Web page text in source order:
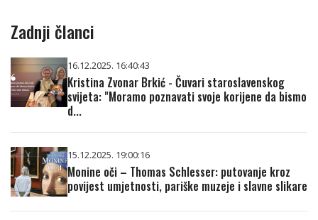
Zadnji članci
16.12.2025. 16:40:43
Kristina Zvonar Brkić - Čuvari staroslavenskog
svijeta: "Moramo poznavati svoje korijene da bismo
d...
15.12.2025. 19:00:16
Monine oči – Thomas Schlesser: putovanje kroz
povijest umjetnosti, pariške muzeje i slavne slikare